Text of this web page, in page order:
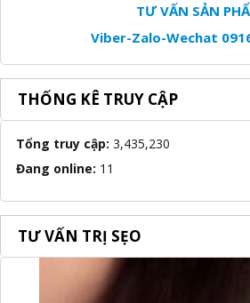
TƯ VẤN SẢN
Viber-Zalo-Wechat
THỐNG KÊ TRUY CẬP
Tổng truy cập: 3,435,230
Đang online: 11
TƯ VẤN TRỊ SẸO